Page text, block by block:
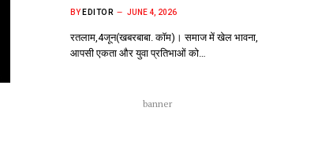
BY EDITOR JUNE 4, 2026
रतलाम,4जून(खबरबाबा. कॉम)। समाज में खेल भावना,
आपसी एकता और युवा प्रतिभाओं को…
banner